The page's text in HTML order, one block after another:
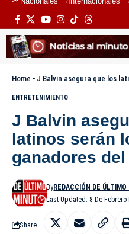
Home - J Balvin asegura que los latinos
ENTRETENIMIENTO
J Balvin
latinos serán
ganadores
Last Updated: 8 De Febrero
ByREDACCIÓN DE ÚLTIMO
Share